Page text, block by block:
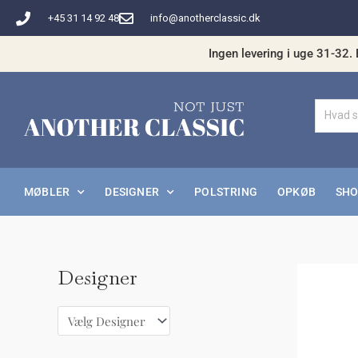
+45 31 14 92 48 info@anotherclassic.dk
Ingen levering i uge 31-
MØBLER DESIGNER POLSTRING OPKØB
Designer